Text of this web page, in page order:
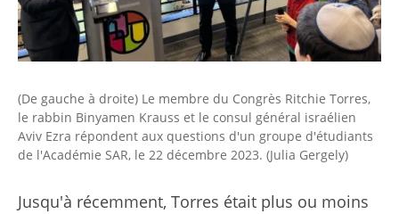
(De gauche à droite) Le membre du Congrès Ritchie Torres,
le rabbin Binyamen Krauss et le consul général israélien
Aviv Ezra répondent aux questions d'un groupe d'étudiants
de l'Académie SAR, le 22 décembre 2023. (Julia Gergely)
Jusqu'à récemment, Torres était plus ou moins